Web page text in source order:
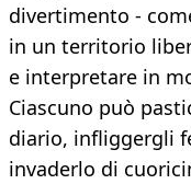
divertimento -
in un territorio
e interpretare in
Ciascuno può
diario, infliggergli
invaderlo di